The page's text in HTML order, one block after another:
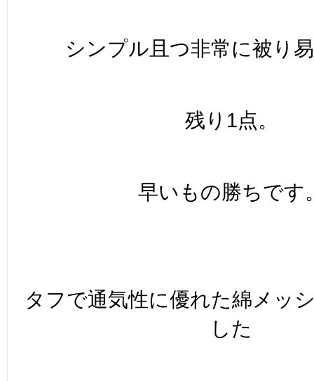
シンプル且つ非常に被り
残り1点。
早いもの勝ちです
タフで通気性に優れた綿メッ
した